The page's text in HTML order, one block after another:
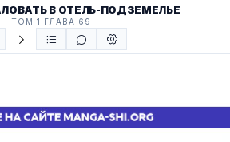
В ОТЕЛЬ-ПОДЗЕМЕЛЬЕ
ТОМ 1 ГЛАВА 69